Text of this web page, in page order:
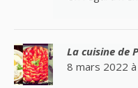
La cuisine de
8 mars 2022